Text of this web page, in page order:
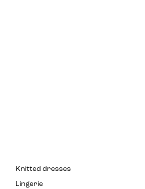
Knitted dresses
Lingerie